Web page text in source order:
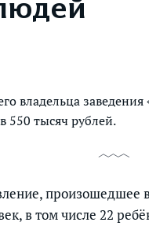
владельца
550 тысяч рублей.
в том числе 22